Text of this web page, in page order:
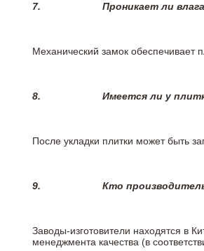
7. Проникает ли
Механический замок обеспечивает
8. Имеется ли у
После укладки плитки может быть
9. Кто
Заводы-изготовители находятся в
менеджмента качества (в